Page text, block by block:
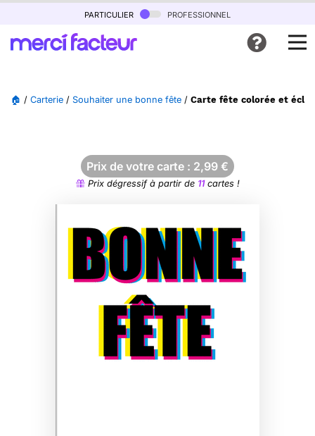
particulier professionnel
🏠 / Carterie / Souhaiter une bonne fête / Carte fête colorée et
Prix de votre carte : 2,99 €
Prix dégressif à partir de 11cartes !